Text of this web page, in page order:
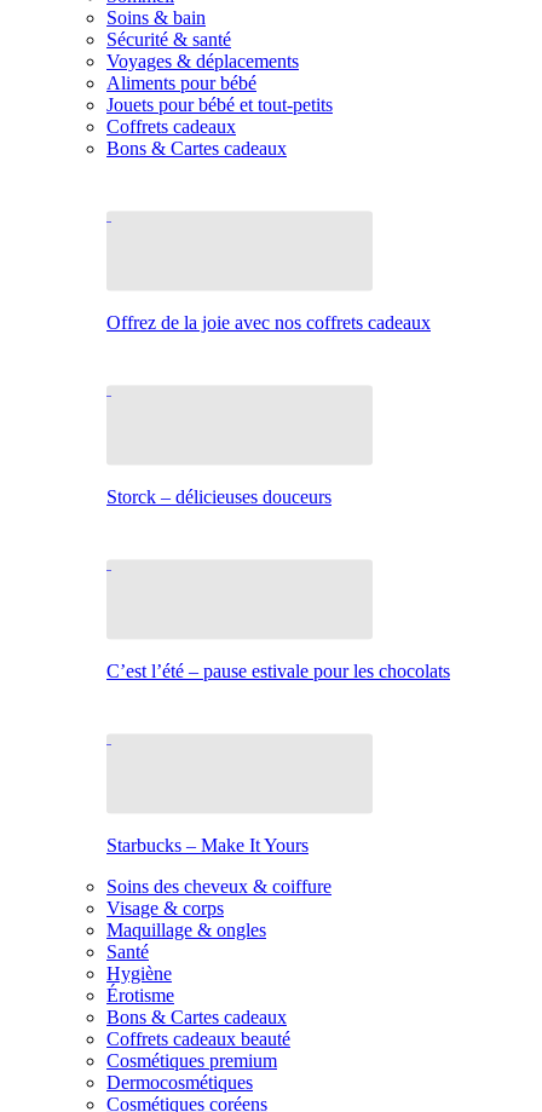
Soins & bain
Sécurité & santé
Voyages & déplacements
Aliments pour bébé
Jouets pour bébé et tout-petits
Coffrets cadeaux
Bons & Cartes cadeaux
Offrez de la joie avec nos coffrets cadeaux
Storck – délicieuses douceurs
C’est l’été – pause estivale pour les chocolats
Starbucks – Make It Yours
Soins des cheveux & coiffure
Visage & corps
Maquillage & ongles
Santé
Hygiène
Érotisme
Bons & Cartes cadeaux
Coffrets cadeaux beauté
Cosmétiques premium
Dermocosmétiques
Cosmétiques coréens